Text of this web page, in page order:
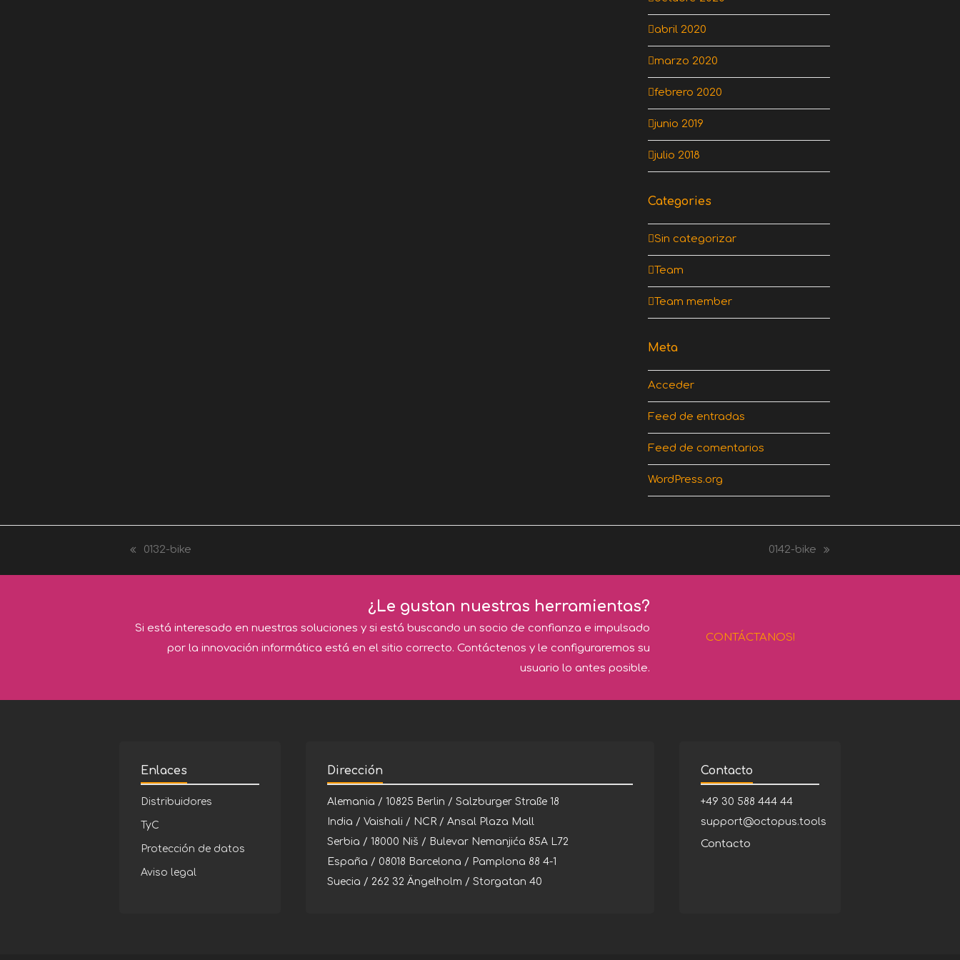
abril 2020
marzo 2020
febrero 2020
junio 2019
julio 2018
Categories
Sin categorizar
Team
Team member
Meta
Acceder
Feed de entradas
Feed de comentarios
WordPress.org
post:
0132-bike
post:
0142-bike
¿Le gustan nuestras herramientas?
Si está interesado en nuestras soluciones y si está buscando un socio de confianza e impulsado
por la innovación informática está en el sitio correcto. Contáctenos y le configuraremos su
usuario lo antes posible.
CONTÁCTANOS!
Enlaces
Distribuidores
TyC
Protección de datos
Aviso legal
Dirección
Alemania / 10825 Berlin / Salzburger Straße 18
India / Vaishali / NCR / Ansal Plaza Mall
Serbia / 18000 Niš / Bulevar Nemanjića 85A L72
España / 08018 Barcelona / Pamplona 88 4-1
Suecia / 262 32 Ängelholm / Storgatan 40
Contacto
+49 30 588 444 44
support@octopus.tools
Contacto